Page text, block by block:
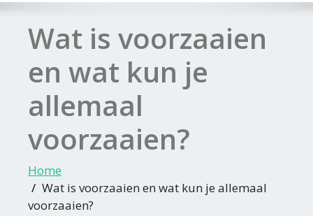
Wat is voorzaaien
en wat kun je
allemaal
voorzaaien?
Home
Wat is voorzaaien en wat kun je allemaal
voorzaaien?